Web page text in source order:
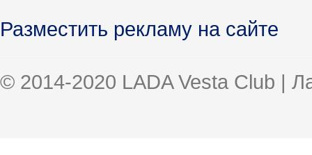
Разместить рекламу на сайте
© 2014-2020 LADA Vesta Club |